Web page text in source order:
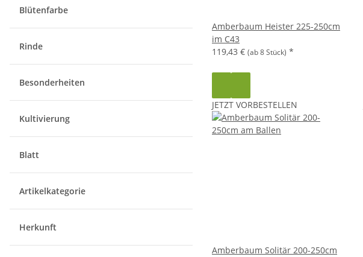
Amberbaum Heister 225-250cm
im C43
119,43 € (ab 8 Stück) *
JETZT VORBESTELLEN
Amberbaum Solitär 200-250cm
Blütenfarbe
Rinde
Besonderheiten
Kultivierung
Blatt
Artikelkategorie
Herkunft